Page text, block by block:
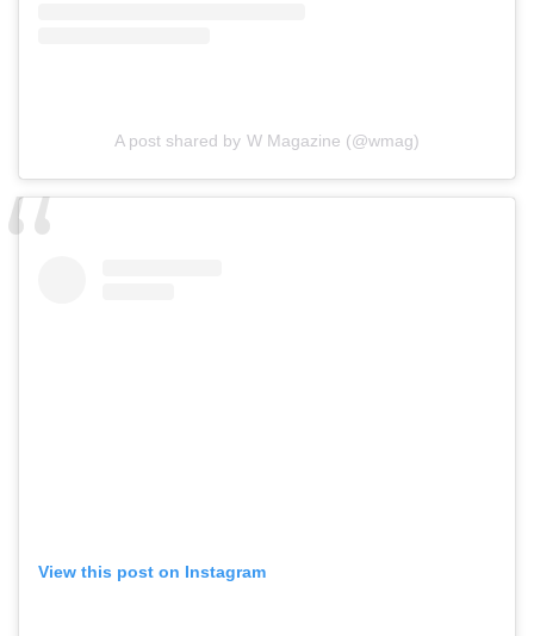
A post shared by W Magazine (@wmag)
View this post on Instagram